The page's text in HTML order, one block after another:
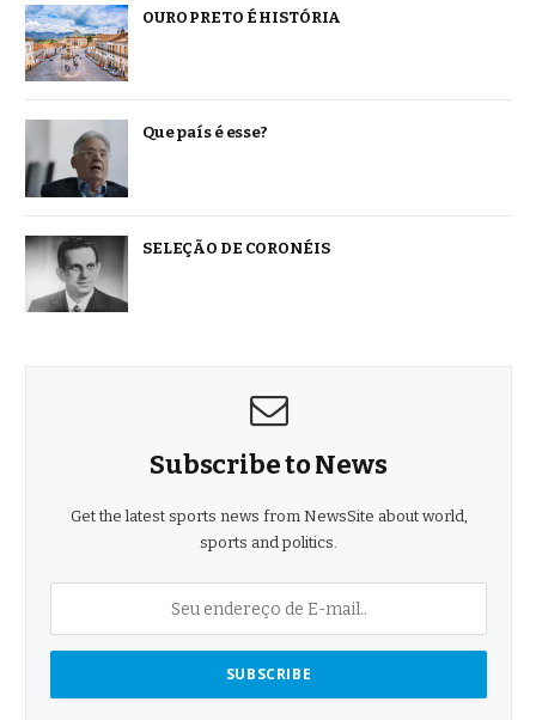
OURO PRETO É HISTÓRIA
Que país é esse?
SELEÇÃO DE CORONÉIS
Subscribe to News
Get the latest sports news from NewsSite about world,
sports and politics.